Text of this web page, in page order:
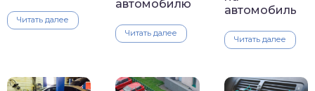
Читать далее
автомобилю
Читать далее
автомобиль
Читать далее